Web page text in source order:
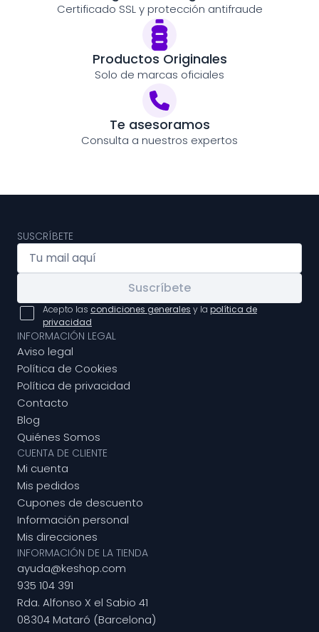
Certificado SSL y protección antifraude
Productos Originales
Solo de marcas oficiales
Te asesoramos
Consulta a nuestros expertos
SUSCRÍBETE
Suscríbete
Acepto las condiciones generales y la política de
privacidad
INFORMACIÓN LEGAL
Aviso legal
Política de Cookies
Política de privacidad
Contacto
Blog
Quiénes Somos
CUENTA DE CLIENTE
Mi cuenta
Mis pedidos
Cupones de descuento
Información personal
Mis direcciones
INFORMACIÓN DE LA TIENDA
ayuda@keshop.com
935 104 391
Rda. Alfonso X el Sabio 41
08304 Mataró (Barcelona)